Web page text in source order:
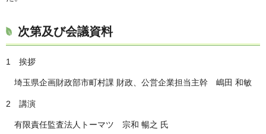
次第及び会議資料
1 挨拶
埼玉県企画財政部市町村課 財政、公営企業担当主幹 嶋田 和敏
2 講演
有限責任監査法人トーマツ 宗和 暢之 氏